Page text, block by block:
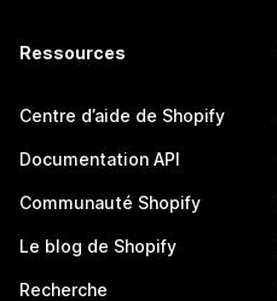
Ressources
Centre d’aide de Shopify
Documentation API
Communauté Shopify
Le blog de Shopify
Recherche